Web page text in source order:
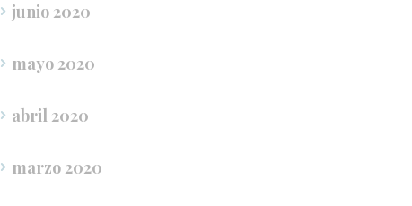
junio 2020
mayo 2020
abril 2020
marzo 2020